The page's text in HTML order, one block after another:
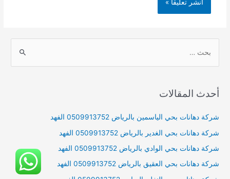
r
h
:
أحدث المقالات
شركة دهانات بحي الياسمين بالرياض 0509913752 الفهد
شركة دهانات بحي الغدير بالرياض 0509913752 الفهد
شركة دهانات بحي الوادي بالرياض 0509913752 الفهد
شركة دهانات بحي العقيق بالرياض 0509913752 الفهد